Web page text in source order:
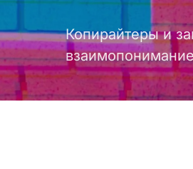
Копирайтеры и